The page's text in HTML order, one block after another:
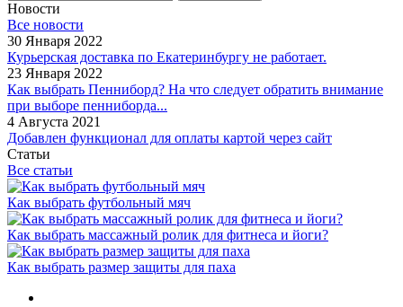
Новости
Все новости
30 Января 2022
Курьерская доставка по Екатеринбургу не работает.
23 Января 2022
Как выбрать Пенниборд? На что следует обратить внимание
при выборе пенниборда...
4 Августа 2021
Добавлен функционал для оплаты картой через сайт
Статьи
Все статьи
Как выбрать футбольный мяч
Как выбрать массажный ролик для фитнеса и йоги?
Как выбрать размер защиты для паха